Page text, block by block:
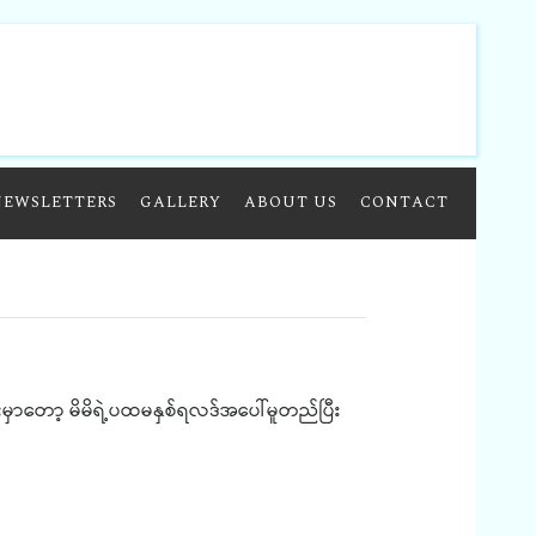
GALLERY ABOUT US CONTACT
မှာတော့ မိမိရဲ့ပထမနှစ်ရလဒ်အပေါ်မူတည်ပြီး